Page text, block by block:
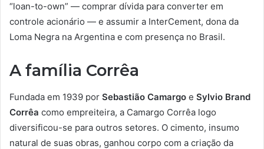
“loan-to-own” — comprar dívida para converter em
controle acionário — e assumir a InterCement, dona da
Loma Negra na Argentina e com presença no Brasil.
A família Corrêa
Fundada em 1939 por Sebastião Camargo e Sylvio Brand
Corrêa como empreiteira, a Camargo Corrêa logo
diversificou-se para outros setores. O cimento, insumo
natural de suas obras, ganhou corpo com a criação da